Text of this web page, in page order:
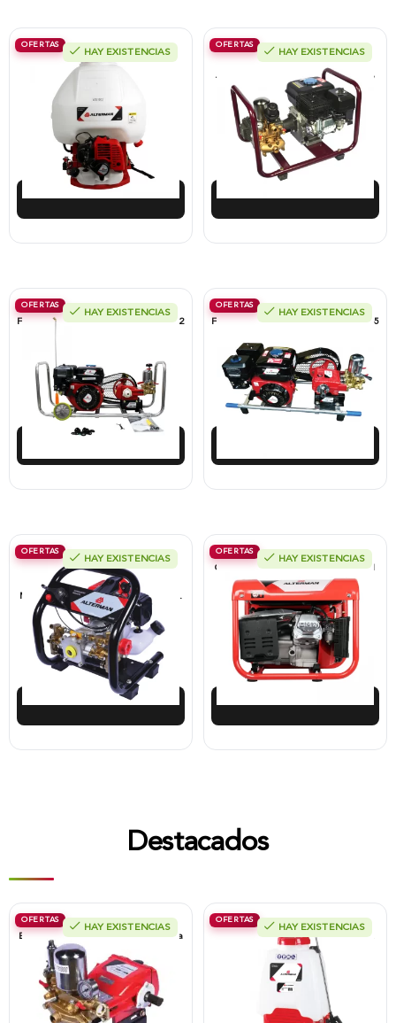
OFERTAS
HAY EXISTENCIAS
Fumigadora De Espalda Alterman
Gasolina 2T, 26Cc, Bomba Metálica
Con Grasera, Xks25L.
$661.250
$595.125
OFERTAS
HAY EXISTENCIAS
Fumigadora Estacionaria Alterman
Acople Directo, Motor A Gasolina 4T,
25 Litros
$1.512.938
$1.391.902
OFERTAS
HAY EXISTENCIAS
Fumigadora Estacionaria Alterman, 22
$1.369.875
$1.260.285
Añadir al carrito
OFERTAS
HAY EXISTENCIAS
Fumigadora Estacionaria Alterman, 45
$1.530.500
$1.408.061
OFERTAS
HAY EXISTENCIAS
Fumigadora Portatil Alterman, A
Gasolina 2T, Baña Ganado, Bomba
Metálica Libre Mantenimiento, Xs600.
$722.125
$649.912
Añadir al carrito
OFERTAS
HAY EXISTENCIAS
Generador Alterman A Gasolina 4T, 1
Kw, Encendido Manual, 120 V,
EGG1000-II.
$980.617
$ 882.555
Destacados
OFERTAS
HAY EXISTENCIAS
Bomba Para Fumigadora Estacionaria
22 Litros, Xp22-I.
$408.425
$367.583
OFERTAS
HAY EXISTENCIAS
Fumigadora De Espalda Alterman A
Baterí­a 12V/12Ah, 20Litros, Xkes20.
$421.713
$379.575